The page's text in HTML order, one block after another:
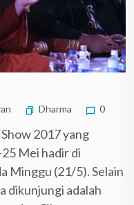
Dharma 0
2017 yang
Mei hadir di
Minggu (21/5). Selain
dikunjungi adalah